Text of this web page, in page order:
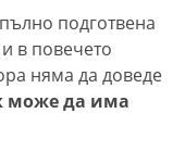
подготвена
в повечето
няма да доведе
може да има